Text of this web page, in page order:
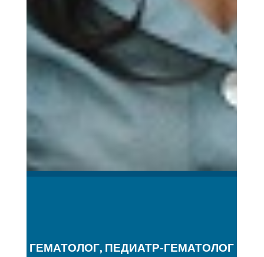
ГЕМАТОЛОГ, ПЕДИАТР-ГЕМАТОЛОГ